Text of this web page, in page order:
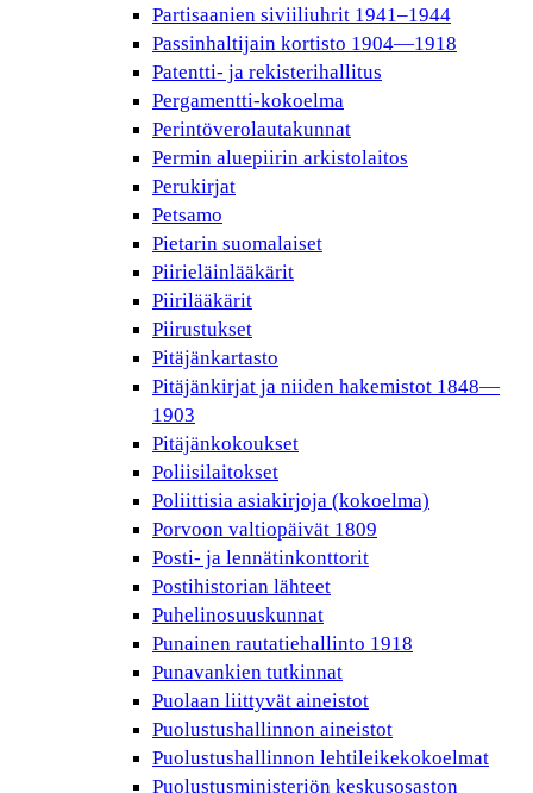
Partisaanien siviiliuhrit 1941–1944
Passinhaltijain kortisto 1904—1918
Patentti- ja rekisterihallitus
Pergamentti-kokoelma
Perintöverolautakunnat
Permin aluepiirin arkistolaitos
Perukirjat
Petsamo
Pietarin suomalaiset
Piirieläinlääkärit
Piirilääkärit
Piirustukset
Pitäjänkartasto
Pitäjänkirjat ja niiden hakemistot 1848—
1903
Pitäjänkokoukset
Poliisilaitokset
Poliittisia asiakirjoja (kokoelma)
Porvoon valtiopäivät 1809
Posti- ja lennätinkonttorit
Postihistorian lähteet
Puhelinosuuskunnat
Punainen rautatiehallinto 1918
Punavankien tutkinnat
Puolaan liittyvät aineistot
Puolustushallinnon aineistot
Puolustushallinnon lehtileikekokoelmat
Puolustusministeriön keskusosaston